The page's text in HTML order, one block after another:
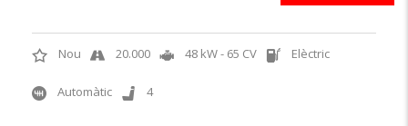
Nou 20.000 48 kW - 65 CV Elèctric
Automàtic 4